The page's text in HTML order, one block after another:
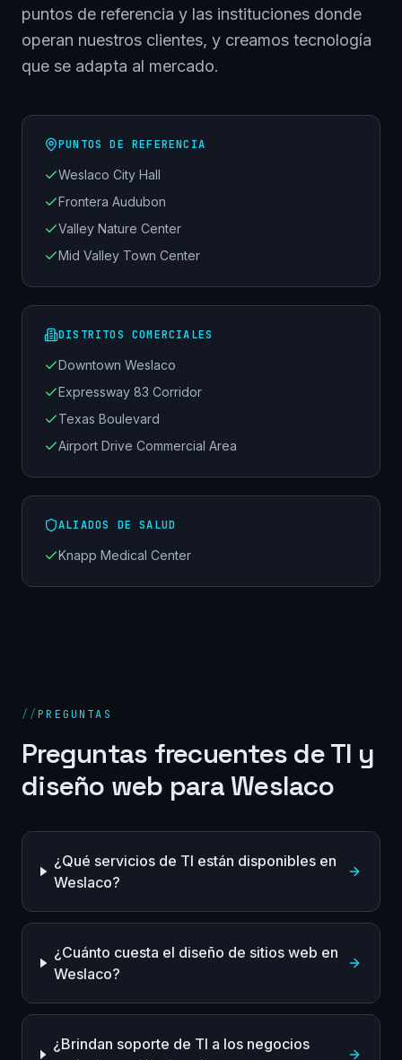
puntos de referencia y las instituciones donde
operan nuestros clientes, y creamos tecnología
que se adapta al mercado.
PUNTOS DE REFERENCIA
Weslaco City Hall
Frontera Audubon
Valley Nature Center
Mid Valley Town Center
DISTRITOS COMERCIALES
Downtown Weslaco
Expressway 83 Corridor
Texas Boulevard
Airport Drive Commercial Area
ALIADOS DE SALUD
Knapp Medical Center
//PREGUNTAS
Preguntas frecuentes de TI y
diseño web para Weslaco
¿Qué servicios de TI están disponibles en
Weslaco?
¿Cuánto cuesta el diseño de sitios web en
Weslaco?
¿Brindan soporte de TI a los negocios